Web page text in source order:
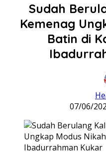
Sudah
Kemenag
Batin di
07/06/